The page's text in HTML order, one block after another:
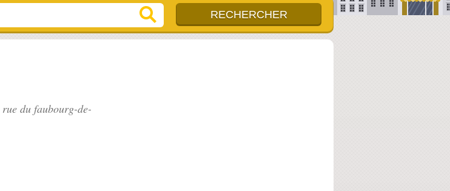
rue du faubourg-de-